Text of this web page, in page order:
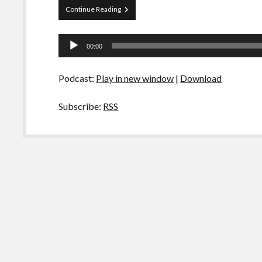
Continue ReadingPapo
Tranqueira
O
Acabou
Tocador
00:00
Podcast: Play in new window | Download
Subscribe: RSS